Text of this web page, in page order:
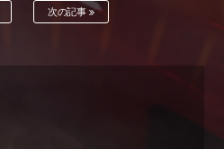
次の記事